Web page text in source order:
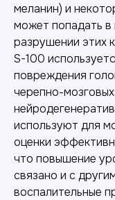
меланин) и
может попадать в
разрушении этих
S-100
повреждения
черепно-
используют для
оценки
что повышение
связано и с
воспалительные